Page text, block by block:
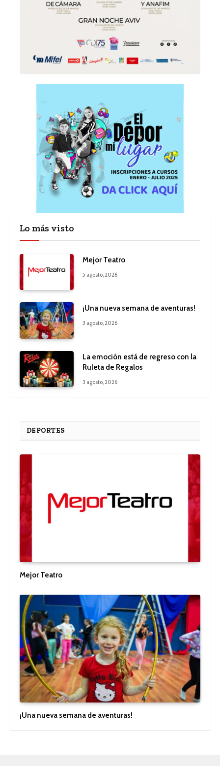
Lo más visto
Mejor Teatro
5 agosto, 2026
¡Una nueva semana de aventuras!
3 agosto, 2026
La emoción está de regreso con la
Ruleta de Regalos
3 agosto, 2026
DEPORTES
Mejor Teatro
¡Una nueva semana de aventuras!